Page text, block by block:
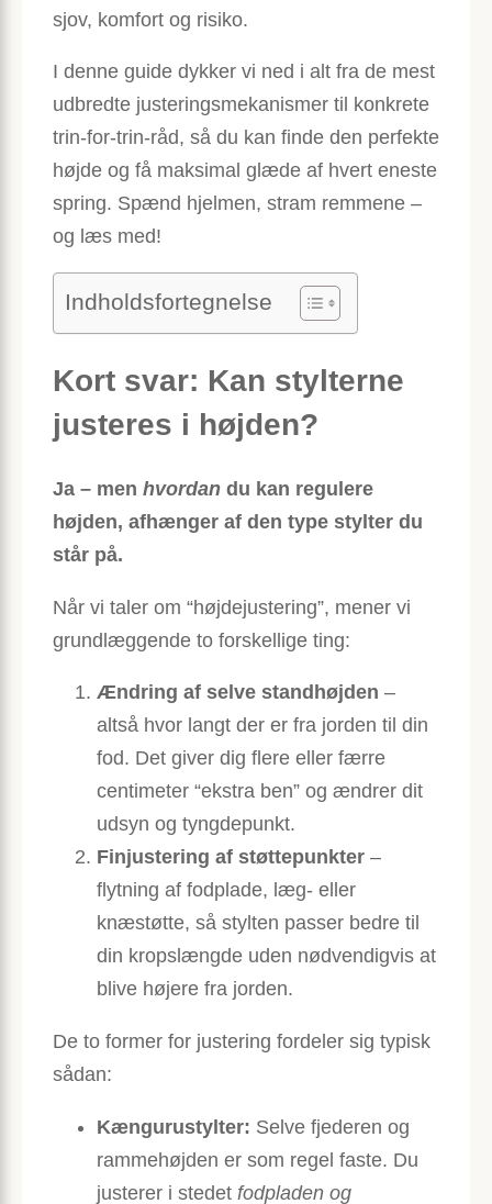
sjov, komfort og risiko.
I denne guide dykker vi ned i alt fra de mest
udbredte justerings­mekanismer til konkrete
trin-for-trin-råd, så du kan finde den perfekte
højde og få maksimal glæde af hvert eneste
spring. Spænd hjelmen, stram remmene –
og læs med!
Indholdsfortegnelse
Kort svar: Kan stylterne
justeres i højden?
Ja – men hvordan du kan regulere
højden, afhænger af den type stylter du
står på.
Når vi taler om “højdejustering”, mener vi
grundlæggende to forskellige ting:
Ændring af selve standhøjden –
altså hvor langt der er fra jorden til din
fod. Det giver dig flere eller færre
centimeter “ekstra ben” og ændrer dit
udsyn og tyngdepunkt.
Finjustering af støttepunkter –
flytning af fodplade, læg- eller
knæstøtte, så stylten passer bedre til
din kropslængde uden nødvendigvis at
blive højere fra jorden.
De to former for justering fordeler sig typisk
sådan:
Kængurustylter: Selve fjederen og
rammehøjden er som regel faste. Du
justerer i stedet fodpladen og